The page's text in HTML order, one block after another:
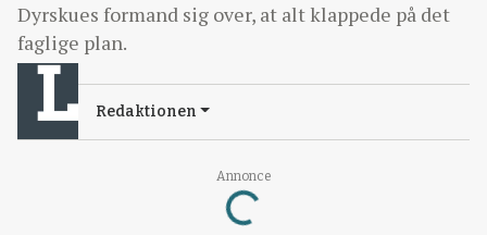
Annonce
Loading...
Dyrskues formand sig over, at alt klappede på det
faglige plan.
Redaktionen